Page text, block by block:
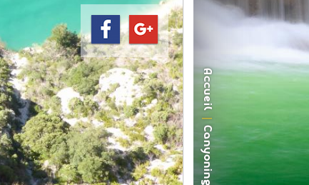
Accueil
Canyoning